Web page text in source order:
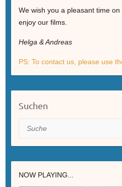
We wish you a pleasant time
enjoy our films.
Helga & Andreas
PS: To contact us, please use
Suchen
Suche
NOW PLAYING...